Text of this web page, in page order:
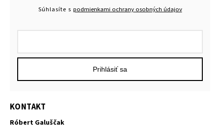
Súhlasíte s podmienkami ochrany osobných údajov
Prihlásiť sa
KONTAKT
Róbert Galuščak